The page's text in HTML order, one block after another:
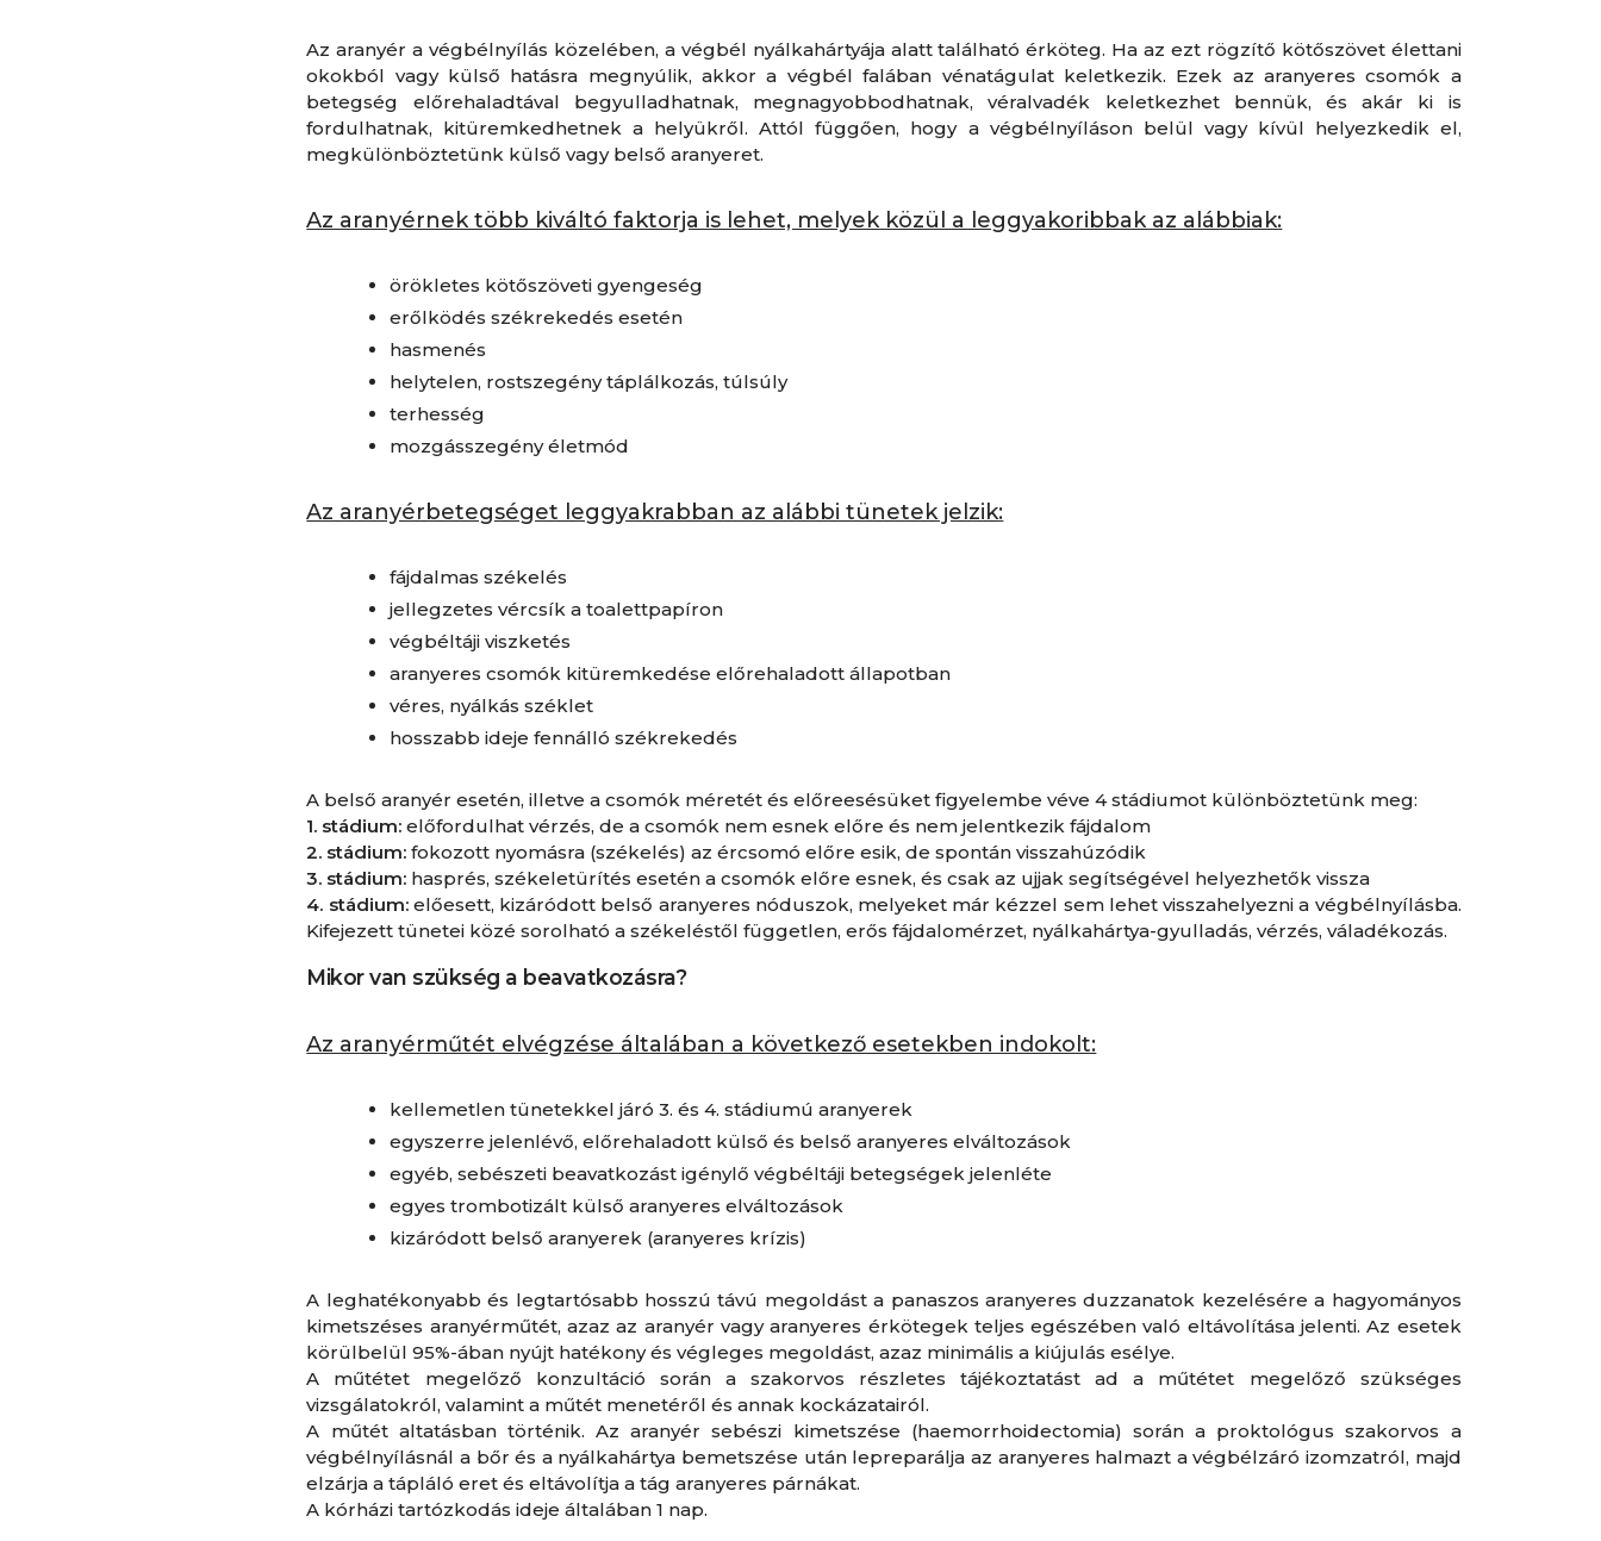
Az aranyér a végbélnyílás közelében, a végbél nyálkahártyája alatt található érköteg. Ha az ezt rögzítő kötőszövet élettani
okokból vagy külső hatásra megnyúlik, akkor a végbél falában vénatágulat keletkezik. Ezek az aranyeres csomók a
betegség előrehaladtával begyulladhatnak, megnagyobbodhatnak, véralvadék keletkezhet bennük, és akár ki is
fordulhatnak, kitüremkedhetnek a helyükről. Attól függően, hogy a végbélnyíláson belül vagy kívül helyezkedik el,
megkülönböztetünk külső vagy belső aranyeret.
Az aranyérnek több kiváltó faktorja is lehet, melyek közül a leggyakoribbak az alábbiak:
örökletes kötőszöveti gyengeség
erőlködés székrekedés esetén
hasmenés
helytelen, rostszegény táplálkozás, túlsúly
terhesség
mozgásszegény életmód
Az aranyérbetegséget leggyakrabban az alábbi tünetek jelzik:
fájdalmas székelés
jellegzetes vércsík a toalettpapíron
végbéltáji viszketés
aranyeres csomók kitüremkedése előrehaladott állapotban
véres, nyálkás széklet
hosszabb ideje fennálló székrekedés
A belső aranyér esetén, illetve a csomók méretét és előreesésüket figyelembe véve 4 stádiumot különböztetünk meg:
1. stádium: előfordulhat vérzés, de a csomók nem esnek előre és nem jelentkezik fájdalom
2. stádium: fokozott nyomásra (székelés) az ércsomó előre esik, de spontán visszahúzódik
3. stádium: hasprés, székeletürítés esetén a csomók előre esnek, és csak az ujjak segítségével helyezhetők vissza
4. stádium:előesett, kizáródott belső aranyeres nóduszok, melyeket már kézzel sem lehet visszahelyezni a végbélnyílásba.
Kifejezett tünetei közé sorolható a székeléstől független, erős fájdalomérzet, nyálkahártya-gyulladás, vérzés, váladékozás.
Mikor van szükség a beavatkozásra?
Az aranyérműtét elvégzése általában a következő esetekben indokolt:
kellemetlen tünetekkel járó 3. és 4. stádiumú aranyerek
egyszerre jelenlévő, előrehaladott külső és belső aranyeres elváltozások
egyéb, sebészeti beavatkozást igénylő végbéltáji betegségek jelenléte
egyes trombotizált külső aranyeres elváltozások
kizáródott belső aranyerek (aranyeres krízis)
A leghatékonyabb és legtartósabb hosszú távú megoldást a panaszos aranyeres duzzanatok kezelésére a hagyományos
kimetszéses aranyérműtét, azaz az aranyér vagy aranyeres érkötegek teljes egészében való eltávolítása jelenti. Az esetek
körülbelül 95%-ában nyújt hatékony és végleges megoldást, azaz minimális a kiújulás esélye.
A műtétet megelőző konzultáció során a szakorvos részletes tájékoztatást ad a műtétet megelőző szükséges
vizsgálatokról, valamint a műtét menetéről és annak kockázatairól.
A műtét altatásban történik. Az aranyér sebészi kimetszése (haemorrhoidectomia) során a proktológus szakorvos a
végbélnyílásnál a bőr és a nyálkahártya bemetszése után lepreparálja az aranyeres halmazt a végbélzáró izomzatról, majd
elzárja a tápláló eret és eltávolítja a tág aranyeres párnákat.
A kórházi tartózkodás ideje általában 1 nap.